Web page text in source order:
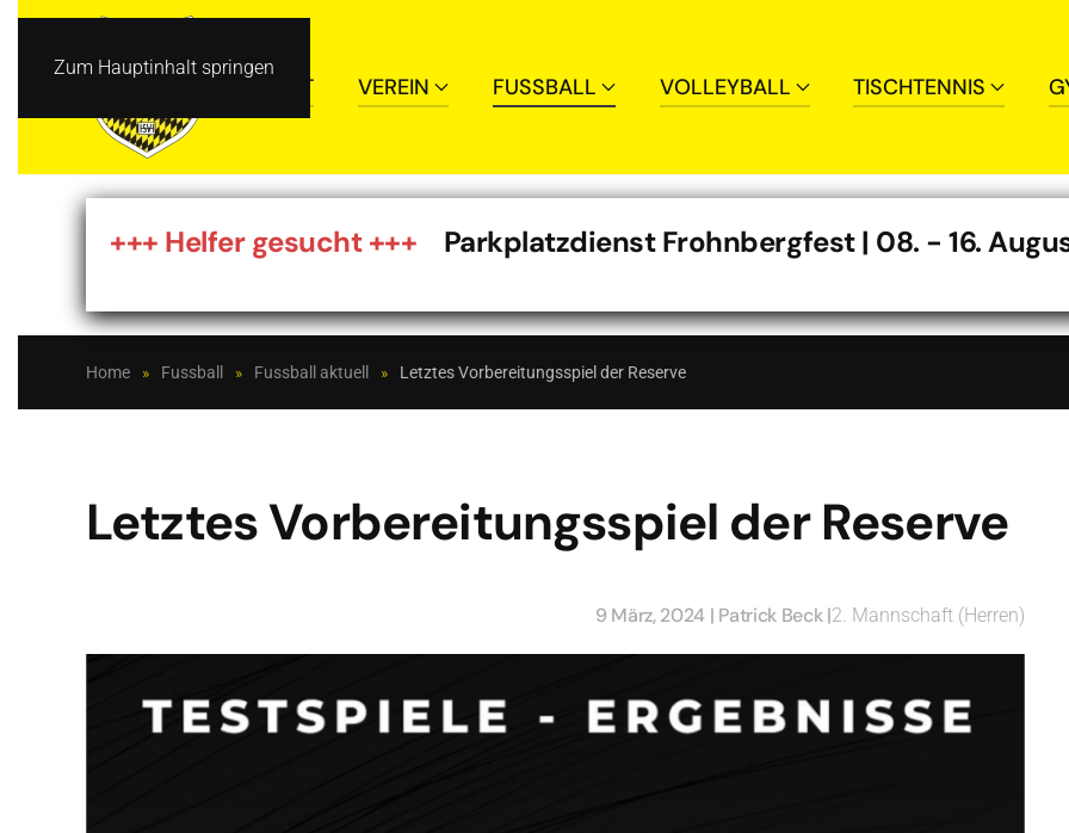
Zum Hauptinhalt springen
START VEREIN FUSSBALL VOLLEYBALL TISCHTENNIS
+++ Helfer gesucht +++ Parkplatzdienst Frohnbergfest | 08. - 16.
Home Fussball Fussball aktuell Letztes Vorbereitungsspiel der Reserve
Letztes Vorbereitungsspiel der Reserve
9 März, 2024 | Patrick Beck |2. Mannschaft (Herren)